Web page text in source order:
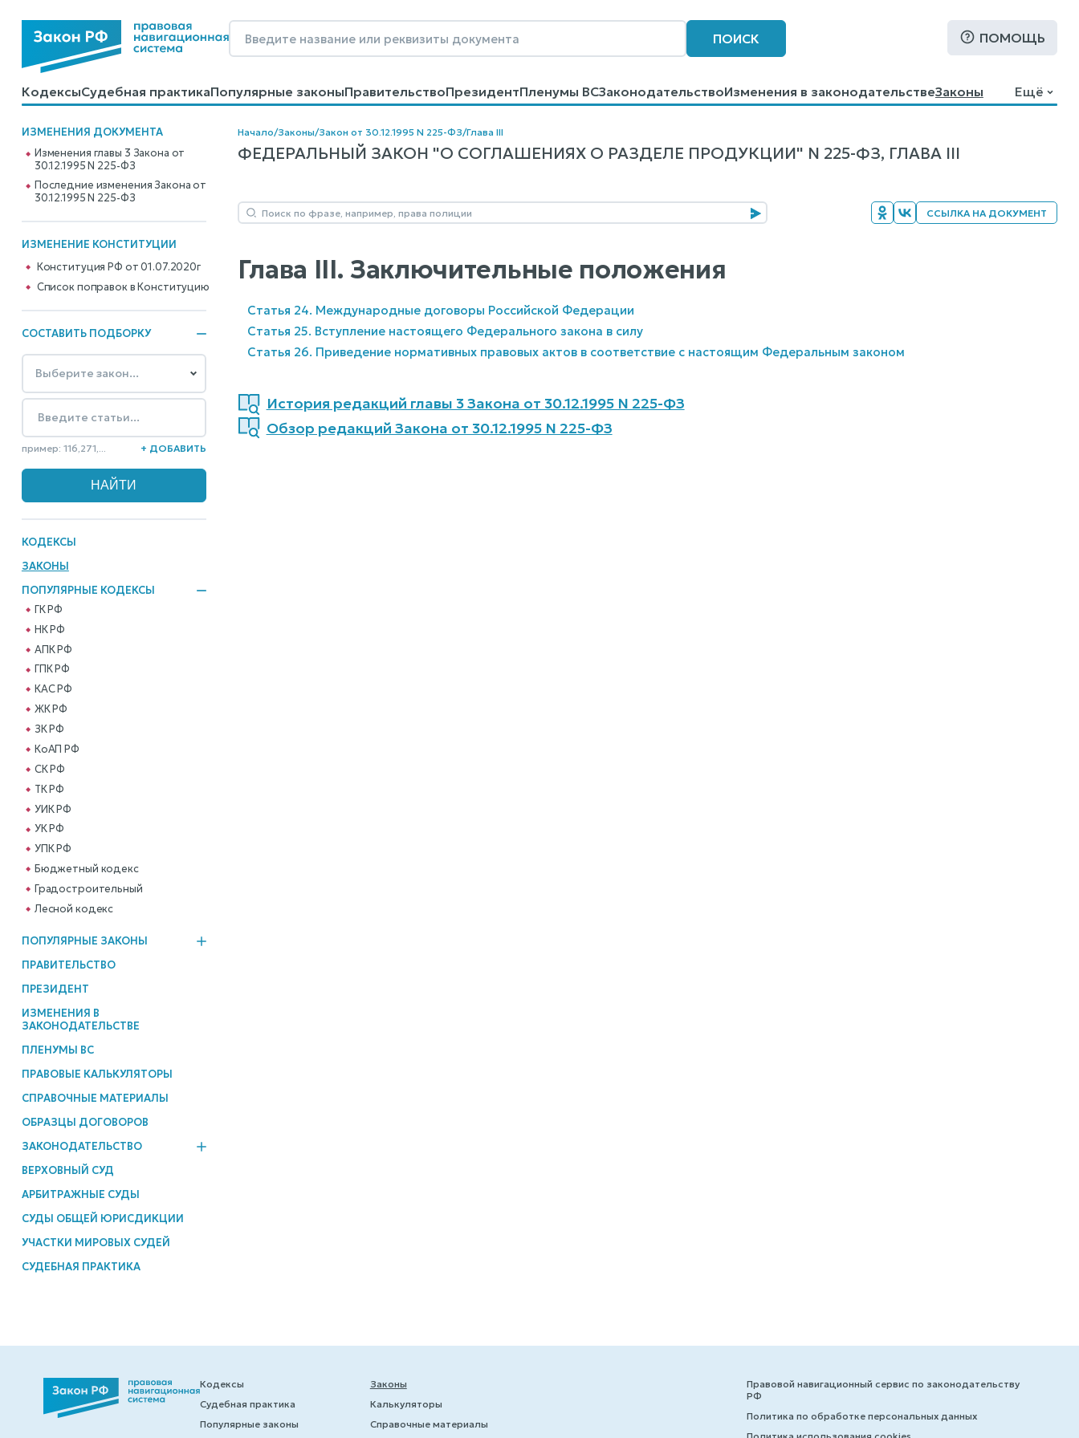
ПОИСК ПОМОЩЬ
КодексыСудебная практикаПопулярные законыПравительствоПрезидентПленумы ВСЗаконодательствоИзменения в законодательствеЗаконы
КалькуляторыСправочные материалыОбразцы договоровКонтактыПомощьПоиск
Ещё
ИЗМЕНЕНИЯ ДОКУМЕНТА
Изменения главы 3 Закона от
30.12.1995 N 225-ФЗ
Последние изменения Закона от
30.12.1995 N 225-ФЗ
ИЗМЕНЕНИЕ КОНСТИТУЦИИ
Конституция РФ от 01.07.2020г
Cписок поправок в Конституцию
СОСТАВИТЬ ПОДБОРКУ
пример: 116,271,... + ДОБАВИТЬ
КОДЕКСЫ
ЗАКОНЫ
ПОПУЛЯРНЫЕ КОДЕКСЫ
ГК РФ
НК РФ
АПК РФ
ГПК РФ
КАС РФ
ЖК РФ
ЗК РФ
КоАП РФ
СК РФ
ТК РФ
УИК РФ
УК РФ
УПК РФ
Бюджетный кодекс
Градостроительный
Лесной кодекс
ПОПУЛЯРНЫЕ ЗАКОНЫ
ПРАВИТЕЛЬСТВО
ПРЕЗИДЕНТ
ИЗМЕНЕНИЯ В
ЗАКОНОДАТЕЛЬСТВЕ
ПЛЕНУМЫ ВС
ПРАВОВЫЕ КАЛЬКУЛЯТОРЫ
СПРАВОЧНЫЕ МАТЕРИАЛЫ
ОБРАЗЦЫ ДОГОВОРОВ
ЗАКОНОДАТЕЛЬСТВО
ВЕРХОВНЫЙ СУД
АРБИТРАЖНЫЕ СУДЫ
СУДЫ ОБЩЕЙ ЮРИСДИКЦИИ
УЧАСТКИ МИРОВЫХ СУДЕЙ
СУДЕБНАЯ ПРАКТИКА
Начало/Законы/Закон от 30.12.1995 N 225-ФЗ/Глава III
ФЕДЕРАЛЬНЫЙ ЗАКОН "О СОГЛАШЕНИЯХ О РАЗДЕЛЕ ПРОДУКЦИИ" N 225-ФЗ, ГЛАВА III
ССЫЛКА НА ДОКУМЕНТ
Глава III. Заключительные положения
Статья 24. Международные договоры Российской Федерации
Статья 25. Вступление настоящего Федерального закона в силу
Статья 26. Приведение нормативных правовых актов в соответствие с настоящим Федеральным законом
История редакций главы 3 Закона от 30.12.1995 N 225-ФЗ
Обзор редакций Закона от 30.12.1995 N 225-ФЗ
Кодексы
Судебная практика
Популярные законы
Законы
Калькуляторы
Справочные материалы
Правовой навигационный сервис по законодательству
РФ
Политика по обработке персональных данных